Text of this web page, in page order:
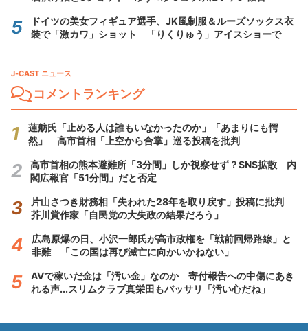
ドイツの美女フィギュア選手、JK風制服＆ルーズソックス衣
装で「激カワ」ショット 「りくりゅう」アイスショーで
J-CAST ニュース
コメントランキング
蓮舫氏「止める人は誰もいなかったのか」「あまりにも愕
然」 高市首相「上空から合掌」巡る投稿を批判
高市首相の熊本避難所「3分間」しか視察せず？SNS拡散 内
閣広報官「51分間」だと否定
片山さつき財務相「失われた28年を取り戻す」投稿に批判
芥川賞作家「自民党の大失政の結果だろう」
広島原爆の日、小沢一郎氏が高市政権を「戦前回帰路線」と
非難 「この国は再び滅亡に向かいかねない」
AVで稼いだ金は「汚い金」なのか 寄付報告への中傷にあき
れる声...スリムクラブ真栄田もバッサリ「汚い心だね」